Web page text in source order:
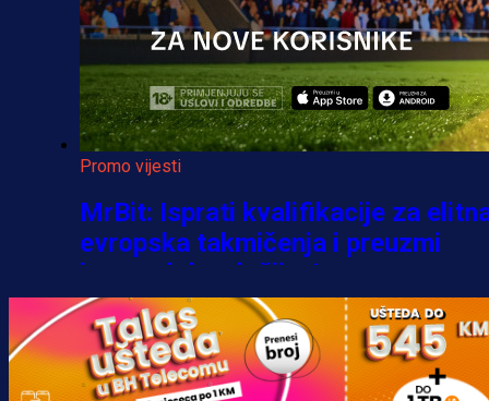
Promo vijesti
MrBit: Isprati kvalifikacije za
evropska takmičenja i preuzmi
bonus dobrodošlice!
3 h 23 min